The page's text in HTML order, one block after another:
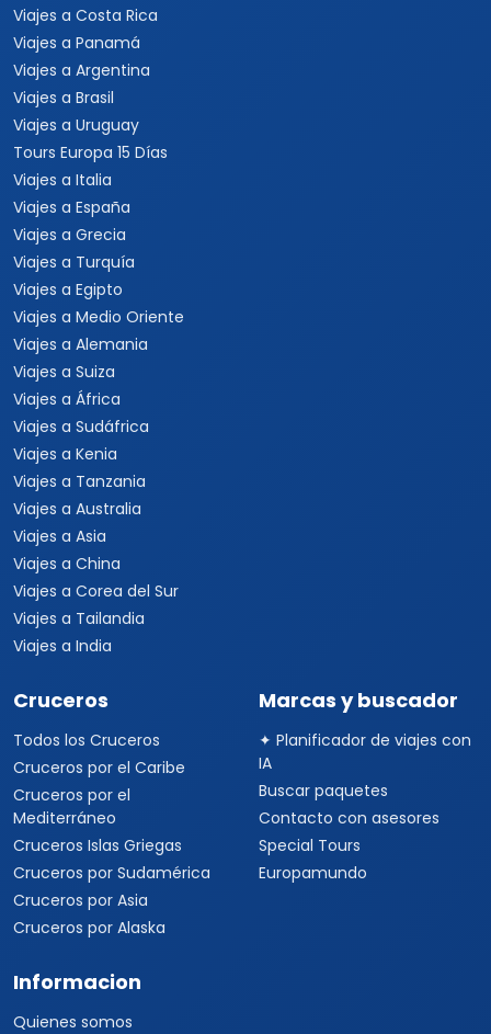
Viajes a Costa Rica
Viajes a Panamá
Viajes a Argentina
Viajes a Brasil
Viajes a Uruguay
Tours Europa 15 Días
Viajes a Italia
Viajes a España
Viajes a Grecia
Viajes a Turquía
Viajes a Egipto
Viajes a Medio Oriente
Viajes a Alemania
Viajes a Suiza
Viajes a África
Viajes a Sudáfrica
Viajes a Kenia
Viajes a Tanzania
Viajes a Australia
Viajes a Asia
Viajes a China
Viajes a Corea del Sur
Viajes a Tailandia
Viajes a India
Cruceros
Todos los Cruceros
Cruceros por el Caribe
Cruceros por el
Mediterráneo
Cruceros Islas Griegas
Cruceros por Sudamérica
Cruceros por Asia
Cruceros por Alaska
Marcas y buscador
✦ Planificador de viajes con
IA
Buscar paquetes
Contacto con asesores
Special Tours
Europamundo
Informacion
Quienes somos